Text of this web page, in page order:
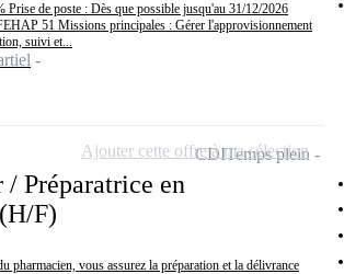
Prise de poste : Dès que possible jusqu'au 31/12/2026
51 Missions principales : Gérer l'approvisionnement
suivi et...
/ Préparatrice en
F)
pharmacien, vous assurez la préparation et la délivrance
CDITemps plein
Ajouter cette offre à ma sélection